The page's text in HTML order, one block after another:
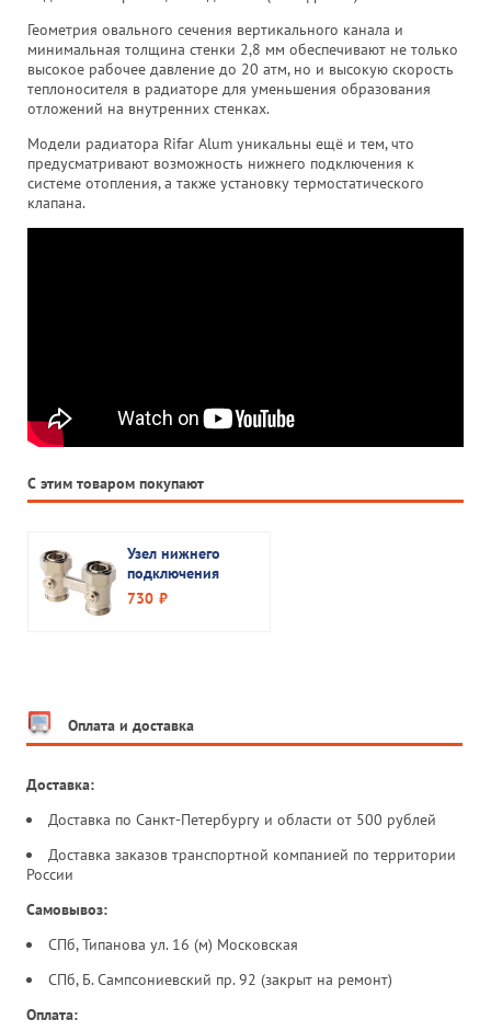
Геометрия овального сечения вертикального канала и
минимальная толщина стенки 2,8 мм обеспечивают не только
высокое рабочее давление до 20 атм, но и высокую скорость
теплоносителя в радиаторе для уменьшения образования
отложений на внутренних стенках.
Модели радиатора Rifar Alum уникальны ещё и тем, что
предусматривают возможность нижнего подключения к
системе отопления, а также установку термостатического
клапана.
С этим товаром покупают
Узел нижнего
подключения
радиатора для
730 руб.
Оплата и доставка
Доставка:
Доставка по Санкт-Петербургу и области от 500 рублей
Доставка заказов транспортной компанией по территории
России
Самовывоз:
СПб, Типанова ул. 16 (м) Московская
СПб, Б. Сампсониевский пр. 92 (закрыт на ремонт)
Оплата: